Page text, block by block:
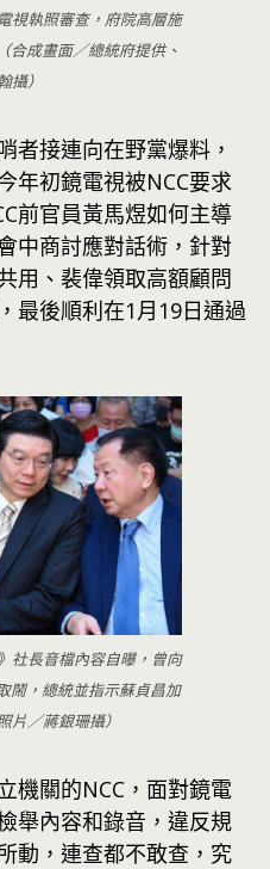
視執照審查，府院高層施
合成畫面／總統府提供、
攝）
者接連向在野黨爆料，
年初鏡電視被NCC要求
前官員黃馬煜如何主導
中商討應對話術，針對
用、裴偉領取高額顧問
最後順利在1月19日通過
社長音檔內容自曝，曾向
鬧，總統並指示蘇貞昌加
片／蔣銀珊攝）
機關的NCC，面對鏡電
舉內容和錄音，違反規
動，連查都不敢查，究